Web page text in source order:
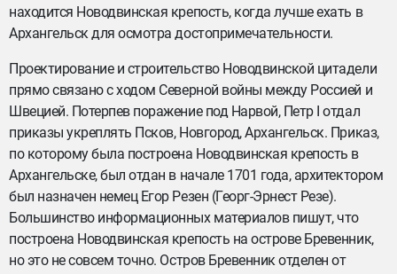
находится Новодвинская крепость, когда лучше ехать в
Архангельск для осмотра достопримечательности.
Проектирование и строительство Новодвинской цитадели
прямо связано с ходом Северной войны между Россией и
Швецией. Потерпев поражение под Нарвой, Петр I отдал
приказы укреплять Псков, Новгород, Архангельск. Приказ,
по которому была построена Новодвинская крепость в
Архангельске, был отдан в начале 1701 года, архитектором
был назначен немец Егор Резен (Георг-Эрнест Резе).
Большинство информационных материалов пишут, что
построена Новодвинская крепость на острове Бревенник,
но это не совсем точно. Остров Бревенник отделен от